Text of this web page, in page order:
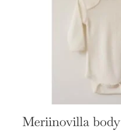
Meriinovilla body